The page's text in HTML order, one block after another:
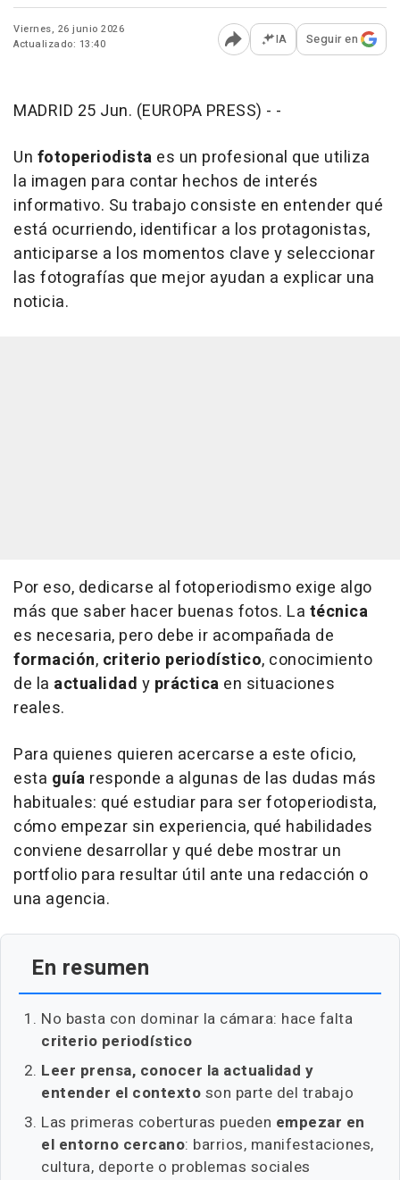
Viernes, 26 junio 2026
Actualizado: 13:40
Abrir opciones para
IA Seguir en
MADRID 25 Jun. (EUROPA PRESS) - -
Un fotoperiodista es un profesional que utiliza
la imagen para contar hechos de interés
informativo. Su trabajo consiste en entender qué
está ocurriendo, identificar a los protagonistas,
anticiparse a los momentos clave y seleccionar
las fotografías que mejor ayudan a explicar una
noticia.
Por eso, dedicarse al fotoperiodismo exige algo
más que saber hacer buenas fotos. La técnica
es necesaria, pero debe ir acompañada de
formación, criterio periodístico, conocimiento
de la actualidad y práctica en situaciones
reales.
Para quienes quieren acercarse a este oficio,
esta guía responde a algunas de las dudas más
habituales: qué estudiar para ser fotoperiodista,
cómo empezar sin experiencia, qué habilidades
conviene desarrollar y qué debe mostrar un
portfolio para resultar útil ante una redacción o
una agencia.
En resumen
No basta con dominar la cámara: hace falta
criterio periodístico
Leer prensa, conocer la actualidad y
entender el contexto son parte del trabajo
Las primeras coberturas pueden empezar en
el entorno cercano: barrios, manifestaciones,
cultura, deporte o problemas sociales